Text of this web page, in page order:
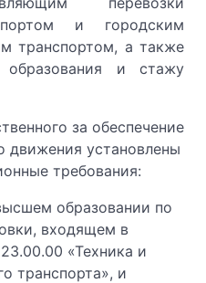
и городским
транспортом, а также
и стажу
за обеспечение
движения установлены
требования:
образовании по
входящем в
«Техника и
транспорта», и